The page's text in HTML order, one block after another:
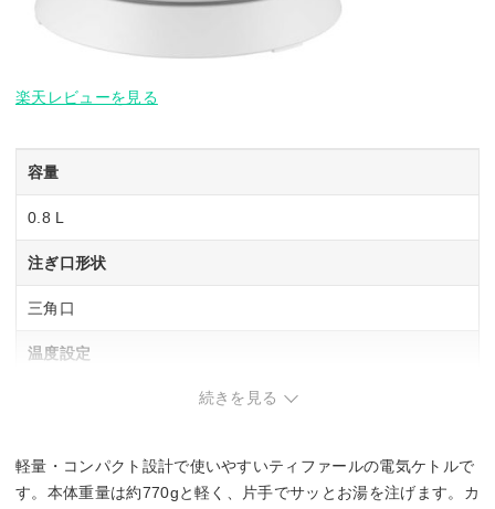
楽天レビューを見る
容量
0.8 L
注ぎ口形状
三角口
温度設定
–
続きを見る
軽量・コンパクト設計で使いやすいティファールの電気ケトルで
す。本体重量は約770gと軽く、片手でサッとお湯を注げます。カ